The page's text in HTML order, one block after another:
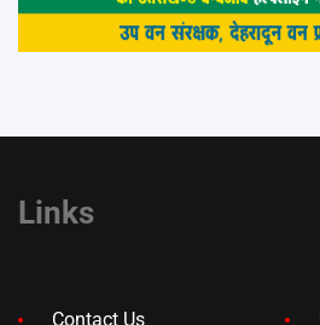
Links
Contact Us